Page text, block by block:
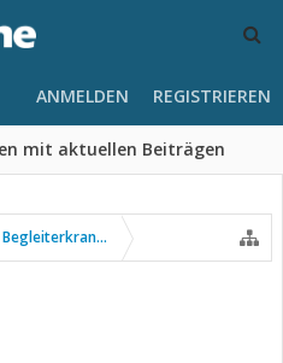
mit aktuellen Beiträgen
ANMELDEN REGISTRIEREN